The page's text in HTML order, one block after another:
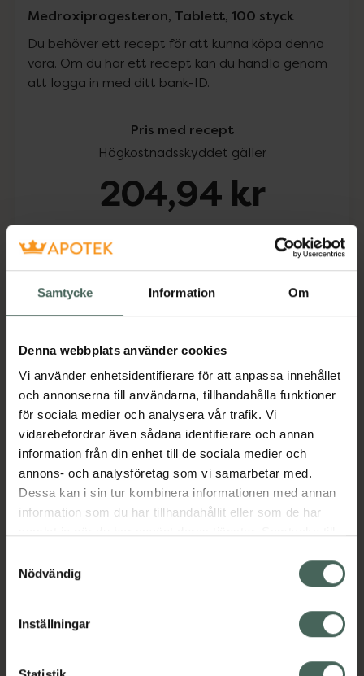
Samtycke Information Om
Denna webbplats använder cookies
Vi använder enhetsidentifierare för att anpassa innehållet
och annonserna till användarna, tillhandahålla funktioner
för sociala medier och analysera vår trafik. Vi
vidarebefordrar även sådana identifierare och annan
information från din enhet till de sociala medier och
annons- och analysföretag som vi samarbetar med.
Dessa kan i sin tur kombinera informationen med annan
information som du har tillhandahållit eller som de har
återkalla ditt samtycke via webbplatsens
cookieinställningar. Ett återkallat samtycke påverkar inte
lagligheten av behandling som skett innan återkallelsen.
Nödvändig
Inställningar
Medroxiprogesteron, Tablett, 100 styck
Du behöver ett recept för att kunna köpa denna
vara. Om du har ett recept kan du handla genom
att logga in med ditt bank-ID.
Pris med recept
Högkostnadsskyddet gäller
204,94 kr
I apotek:204,94 kr
Köp via ditt recept
Beskrivning Dölj
Läs alltid bipacksedeln innan
användning.
EAN:
05415062307311